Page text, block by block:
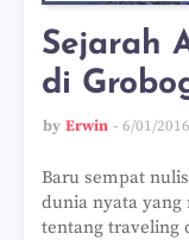
Sejarah
di
by Erwin 6/01/2016
Baru sempat
dunia nyata
tentang traveling